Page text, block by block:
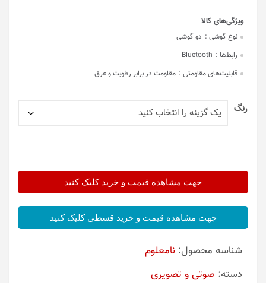
نوع گوشی : دو گوشی
رابط‌ها : Bluetooth
قابلیت‌های مقاومتی : مقاومت در برابر رطوبت و عرق
رنگ
جهت مشاهده قیمت و خرید کلیک کنید
جهت مشاهده قیمت و خرید قسطی کلیک کنید
شناسه محصول: نامعلوم
دسته: صوتی و تصویری